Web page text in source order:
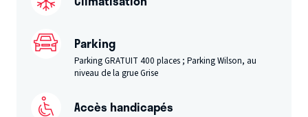
Parking
Parking GRATUIT 400 places ; Parking Wilson, au
niveau de la grue Grise
Accès handicapés